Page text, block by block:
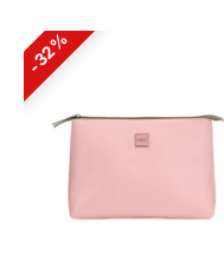
32%